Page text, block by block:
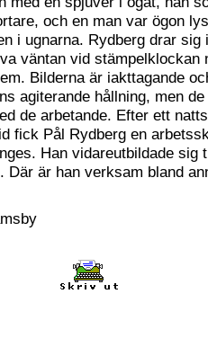
och en man var ögon
i ugnarna. Rydberg drar sig
väntan vid stämpelklockan
Bilderna är iakttagande
agiterande hållning, men
de arbetande. Efter ett
fick Pål Rydberg en
Han vidareutbildade sig
Där är han verksam bland